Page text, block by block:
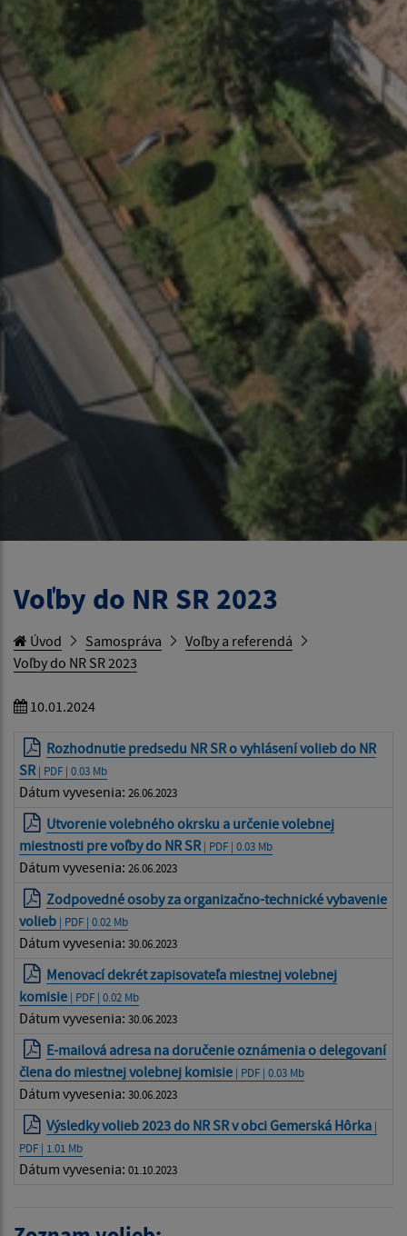
Voľby do NR SR 2023
Úvod Samospráva
Voľby a referendá
Voľby do NR SR 2023
10.01.2024
Rozhodnutie predsedu NR SR o vyhlásení volieb do NR
SR | PDF | 0.03 Mb
Dátum vyvesenia: 26.06.2023
Utvorenie volebného okrsku a určenie volebnej
miestnosti pre voľby do NR SR | PDF | 0.03 Mb
Dátum vyvesenia: 26.06.2023
Zodpovedné osoby za organizačno-technické vybavenie
volieb | PDF | 0.02 Mb
Dátum vyvesenia: 30.06.2023
Menovací dekrét zapisovateľa miestnej volebnej
komisie | PDF | 0.02 Mb
Dátum vyvesenia: 30.06.2023
E-mailová adresa na doručenie oznámenia o delegovaní
člena do miestnej volebnej komisie | PDF | 0.03 Mb
Dátum vyvesenia: 30.06.2023
Výsledky volieb 2023 do NR SR v obci Gemerská Hôrka |
PDF | 1.01 Mb
Dátum vyvesenia: 01.10.2023